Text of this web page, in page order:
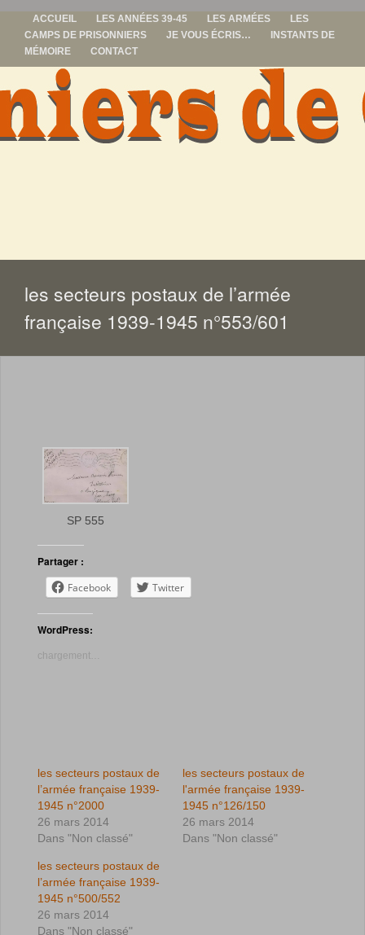
ACCUEIL LES ANNÉES 39-45 LES ARMÉES
LES
CAMPS DE PRISONNIERS
JE VOUS ÉCRIS…
INSTANTS DE
MÉMOIRE
CONTACT
prisonniers de
les secteurs postaux de l’armée
française 1939-1945 n°553/601
SP 555
Partager :
Facebook Twitter
WordPress:
chargement…
les secteurs postaux de
l’armée française 1939-
1945 n°2000
26 mars 2014
Dans "Non classé"
les secteurs postaux de
l'armée française 1939-
1945 n°126/150
26 mars 2014
Dans "Non classé"
les secteurs postaux de
l’armée française 1939-
1945 n°500/552
26 mars 2014
Dans "Non classé"